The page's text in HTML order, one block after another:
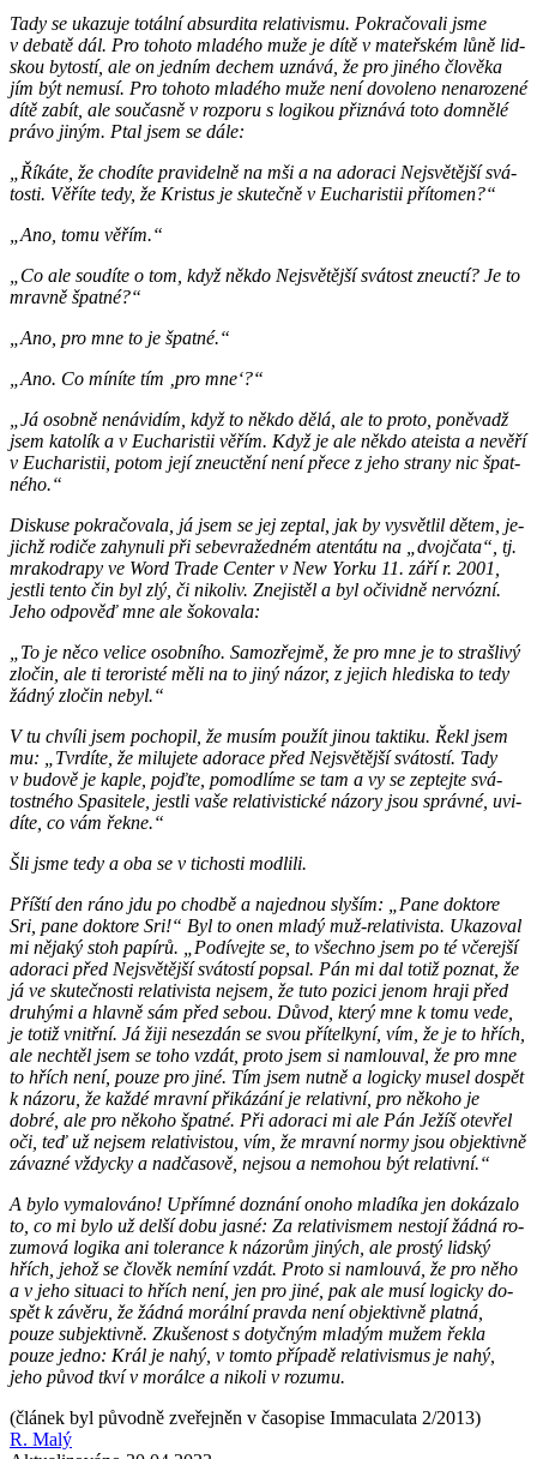
Tady se uka­zu­je to­tál­ní ab­sur­di­ta re­la­ti­vis­mu. Po­kra­čo­va­li jsme
v de­ba­tě dál. Pro to­ho­to mla­dé­ho muže je dítě v ma­teř­ském lůně lid­
skou by­tos­tí, ale on jed­ním de­chem uzná­vá, že pro ji­né­ho člo­vě­ka
jím být ne­mu­sí. Pro to­ho­to mla­dé­ho muže není do­vo­le­no ne­na­ro­ze­né
dítě zabít, ale sou­čas­ně v roz­po­ru s lo­gi­kou při­zná­vá toto do­mně­lé
právo jiným. Ptal jsem se dále:
„Ří­ká­te, že cho­dí­te pra­vi­del­ně na mši a na ado­ra­ci Nej­svě­těj­ší svá­
tos­ti. Vě­ří­te tedy, že Kris­tus je sku­teč­ně v Eu­cha­ris­tii pří­to­men?“
„Ano, tomu věřím.“
„Co ale sou­dí­te o tom, když někdo Nej­svě­těj­ší svá­tost zne­u­ctí? Je to
mrav­ně špat­né?“
„Ano, pro mne to je špat­né.“
„Ano. Co mí­ní­te tím ‚pro mne‘?“
„Já osob­ně ne­ná­vi­dím, když to někdo dělá, ale to proto, po­ně­vadž
jsem ka­to­lík a v Eu­cha­ris­tii věřím. Když je ale někdo ate­is­ta a ne­vě­ří
v Eu­cha­ris­tii, potom její zne­u­ctě­ní není přece z jeho stra­ny nic špat­
né­ho.“
Dis­ku­se po­kra­čo­va­la, já jsem se jej ze­ptal, jak by vy­svět­lil dětem, je­
jichž ro­di­če za­hy­nu­li při se­be­vra­žed­ném aten­tá­tu na „dvoj­ča­ta“, tj.
mra­kodra­py ve Word Trade Cen­ter v New Yorku 11. září r. 2001,
jest­li tento čin byl zlý, či ni­ko­liv. Zne­jis­těl a byl oči­vid­ně nervózní.
Jeho od­po­věď mne ale šo­ko­va­la:
„To je něco ve­li­ce osob­ní­ho. Sa­mo­zřej­mě, že pro mne je to straš­li­vý
zlo­čin, ale ti te­ro­ris­té měli na to jiný názor, z je­jich hle­dis­ka to tedy
žádný zlo­čin nebyl.“
V tu chví­li jsem po­cho­pil, že musím po­u­žít jinou tak­ti­ku. Řekl jsem
mu: „Tvr­dí­te, že mi­lu­je­te ado­ra­ce před Nej­svě­těj­ší svá­tos­tí. Tady
v bu­do­vě je kaple, pojď­te, po­mod­lí­me se tam a vy se ze­ptej­te svá­
tost­né­ho Spa­si­te­le, jest­li vaše re­la­ti­vis­tic­ké ná­zo­ry jsou správ­né, uvi­
dí­te, co vám řekne.“
Šli jsme tedy a oba se v ti­chos­ti mod­li­li.
Příští den ráno jdu po chod­bě a na­jed­nou sly­ším: „Pane dok­to­re
Sri, pane dok­to­re Sri!“ Byl to onen mladý muž-re­la­ti­vis­ta. Uka­zo­val
mi ně­ja­ký stoh pa­pí­rů. „Po­dí­vej­te se, to všech­no jsem po té vče­rej­ší
ado­ra­ci před Nej­svě­těj­ší svá­tos­tí po­psal. Pán mi dal totiž po­znat, že
já ve sku­teč­nos­ti re­la­ti­vis­ta nejsem, že tuto po­zi­ci jenom hraji před
dru­hý­mi a hlav­ně sám před sebou. Důvod, který mne k tomu vede,
je totiž vnitř­ní. Já žiji ne­se­zdán se svou pří­tel­ky­ní, vím, že je to hřích,
ale ne­chtěl jsem se toho vzdát, proto jsem si na­mlou­val, že pro mne
to hřích není, pouze pro jiné. Tím jsem nutně a lo­gic­ky musel do­spět
k ná­zo­ru, že každé mrav­ní při­ká­zá­ní je re­la­tiv­ní, pro ně­ko­ho je
dobré, ale pro ně­ko­ho špat­né. Při ado­ra­ci mi ale Pán Ježíš ote­vřel
oči, teď už nejsem re­la­ti­vis­tou, vím, že mrav­ní normy jsou ob­jek­tiv­ně
zá­vaz­né vždyc­ky a nad­ča­so­vě, nejsou a ne­mo­hou být re­la­tiv­ní.“
A bylo vy­ma­lo­vá­no! Upřím­né do­zná­ní onoho mla­dí­ka jen do­ká­za­lo
to, co mi bylo už delší dobu jasné: Za re­la­ti­vis­mem ne­sto­jí žádná ro­
zu­mo­vá lo­gi­ka ani to­le­ran­ce k ná­zo­rům ji­ných, ale pros­tý lid­ský
hřích, jehož se člo­věk ne­mí­ní vzdát. Proto si na­mlou­vá, že pro něho
a v jeho si­tu­a­ci to hřích není, jen pro jiné, pak ale musí lo­gic­ky do­
spět k zá­vě­ru, že žádná mo­rál­ní prav­da není ob­jek­tiv­ně plat­ná,
pouze sub­jek­tiv­ně. Zku­še­nost s do­tyč­ným mla­dým mužem řekla
pouze jedno: Král je nahý, v tomto pří­pa­dě re­la­ti­vis­mus je nahý,
jeho původ tkví v mo­rál­ce a ni­ko­li v ro­zu­mu.
(článek byl původně zveřejněn v časopise Immaculata 2/2013)
R. Malý